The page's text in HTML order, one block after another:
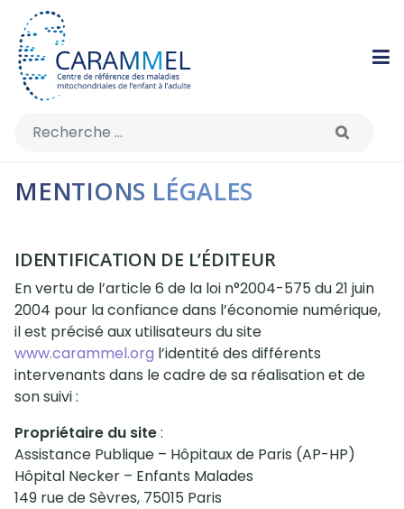
Rechercher
MENTIONS LÉGALES
IDENTIFICATION DE L’ÉDITEUR
En vertu de l’article 6 de la loi n°2004-575 du 21 juin
2004 pour la confiance dans l’économie numérique,
il est précisé aux utilisateurs du site
www.carammel.org l’identité des différents
intervenants dans le cadre de sa réalisation et de
son suivi :
Propriétaire du site:
Assistance Publique – Hôpitaux de Paris (AP-HP)
Hôpital Necker – Enfants Malades
149 rue de Sèvres, 75015 Paris